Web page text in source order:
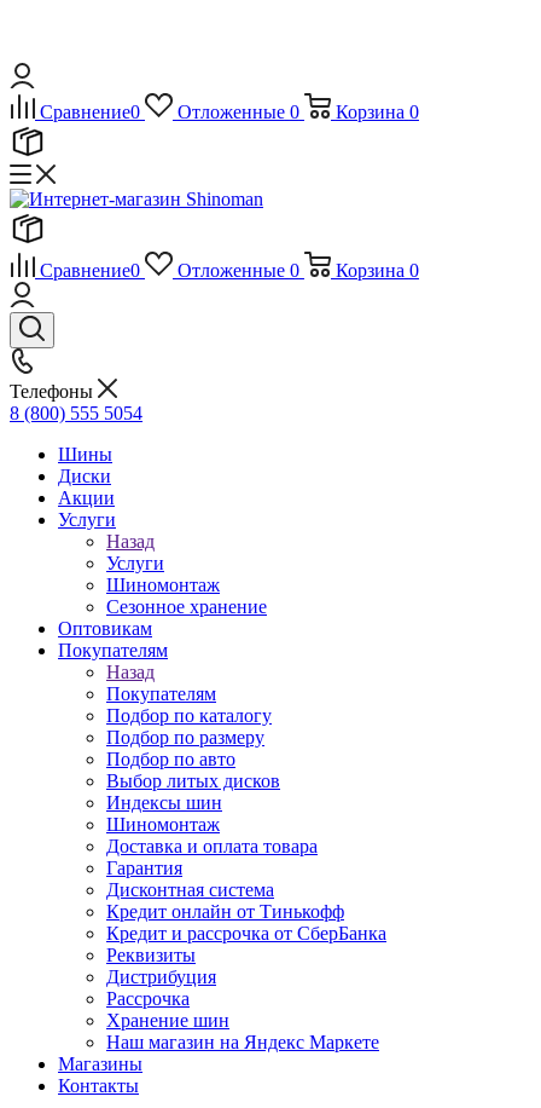
Сравнение0 Отложенные 0 Корзина 0
Сравнение0 Отложенные 0 Корзина 0
Телефоны
8 (800) 555 5054
Шины
Диски
Акции
Услуги
Назад
Услуги
Шиномонтаж
Сезонное хранение
Оптовикам
Покупателям
Назад
Покупателям
Подбор по каталогу
Подбор по размеру
Подбор по авто
Выбор литых дисков
Индексы шин
Шиномонтаж
Доставка и оплата товара
Гарантия
Дисконтная система
Кредит онлайн от Тинькофф
Кредит и рассрочка от СберБанка
Реквизиты
Дистрибуция
Рассрочка
Хранение шин
Наш магазин на Яндекс Маркете
Магазины
Контакты